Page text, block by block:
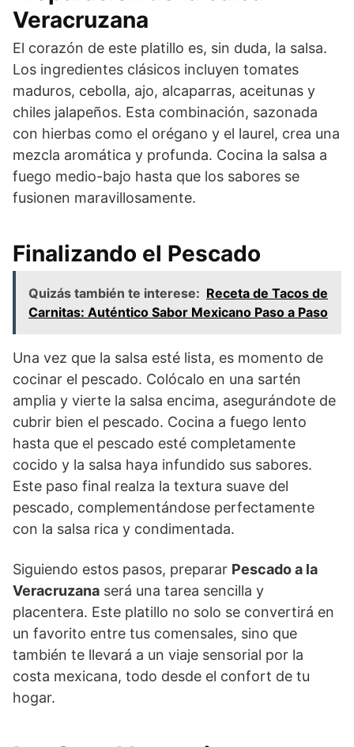
Veracruzana
El corazón de este platillo es, sin duda, la salsa.
Los ingredientes clásicos incluyen tomates
maduros, cebolla, ajo, alcaparras, aceitunas y
chiles jalapeños. Esta combinación, sazonada
con hierbas como el orégano y el laurel, crea una
mezcla aromática y profunda. Cocina la salsa a
fuego medio-bajo hasta que los sabores se
fusionen maravillosamente.
Finalizando el Pescado
Quizás también te interese: Receta de Tacos de
Carnitas: Auténtico Sabor Mexicano Paso a Paso
Una vez que la salsa esté lista, es momento de
cocinar el pescado. Colócalo en una sartén
amplia y vierte la salsa encima, asegurándote de
cubrir bien el pescado. Cocina a fuego lento
hasta que el pescado esté completamente
cocido y la salsa haya infundido sus sabores.
Este paso final realza la textura suave del
pescado, complementándose perfectamente
con la salsa rica y condimentada.
Siguiendo estos pasos, preparar Pescado a la
Veracruzana será una tarea sencilla y
placentera. Este platillo no solo se convertirá en
un favorito entre tus comensales, sino que
también te llevará a un viaje sensorial por la
costa mexicana, todo desde el confort de tu
hogar.